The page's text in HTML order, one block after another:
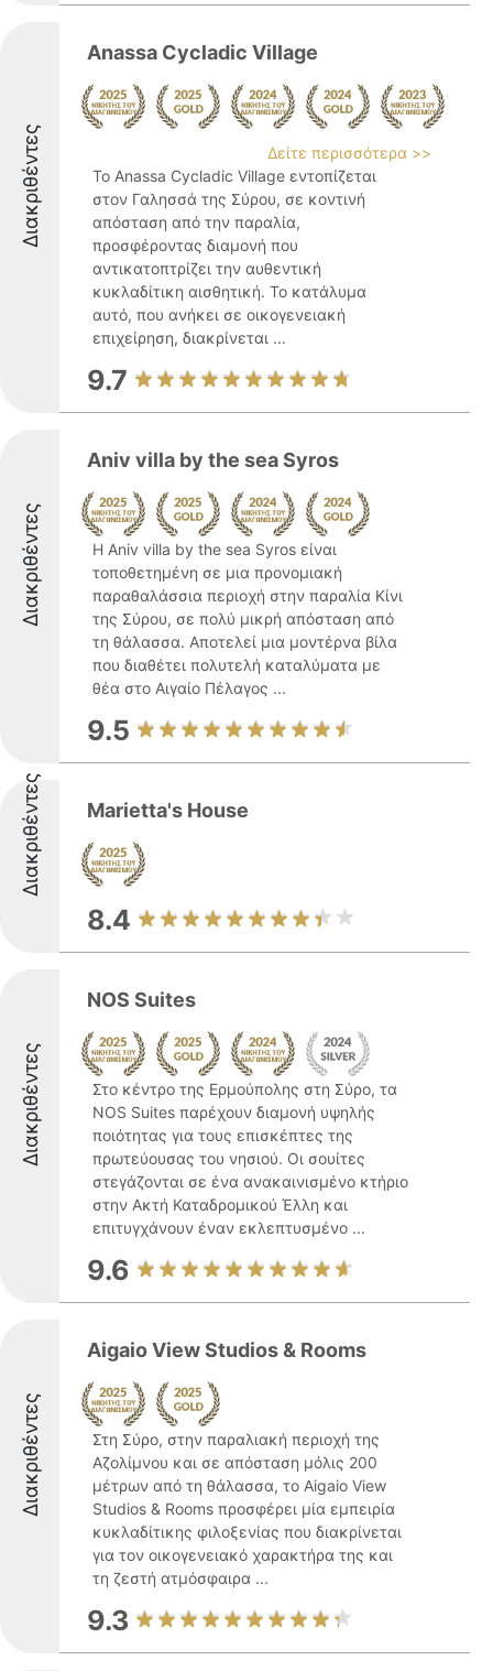
Διακριθέντες
Anassa Cycladic Village
Δείτε περισσότερα >>
Το Anassa Cycladic Village εντοπίζεται
στον Γαλησσά της Σύρου, σε κοντινή
απόσταση από την παραλία,
προσφέροντας διαμονή που
αντικατοπτρίζει την αυθεντική
κυκλαδίτικη αισθητική. Το κατάλυμα
αυτό, που ανήκει σε οικογενειακή
επιχείρηση, διακρίνεται ...
9.7
Διακριθέντες
Aniv villa by the sea Syros
Η Aniv villa by the sea Syros είναι
τοποθετημένη σε μια προνομιακή
παραθαλάσσια περιοχή στην παραλία Κίνι
της Σύρου, σε πολύ μικρή απόσταση από
τη θάλασσα. Αποτελεί μια μοντέρνα βίλα
που διαθέτει πολυτελή καταλύματα με
θέα στο Αιγαίο Πέλαγος ...
9.5
Διακριθέντες Marietta's House
8.4
Διακριθέντες
NOS Suites
Στο κέντρο της Ερμούπολης στη Σύρο, τα
NOS Suites παρέχουν διαμονή υψηλής
ποιότητας για τους επισκέπτες της
πρωτεύουσας του νησιού. Οι σουίτες
στεγάζονται σε ένα ανακαινισμένο κτήριο
στην Ακτή Καταδρομικού Έλλη και
επιτυγχάνουν έναν εκλεπτυσμένο ...
9.6
Διακριθέντες
Aigaio View Studios & Rooms
Στη Σύρο, στην παραλιακή περιοχή της
Αζολίμνου και σε απόσταση μόλις 200
μέτρων από τη θάλασσα, το Aigaio View
Studios & Rooms προσφέρει μία εμπειρία
κυκλαδίτικης φιλοξενίας που διακρίνεται
για τον οικογενειακό χαρακτήρα της και
τη ζεστή ατμόσφαιρα ...
9.3